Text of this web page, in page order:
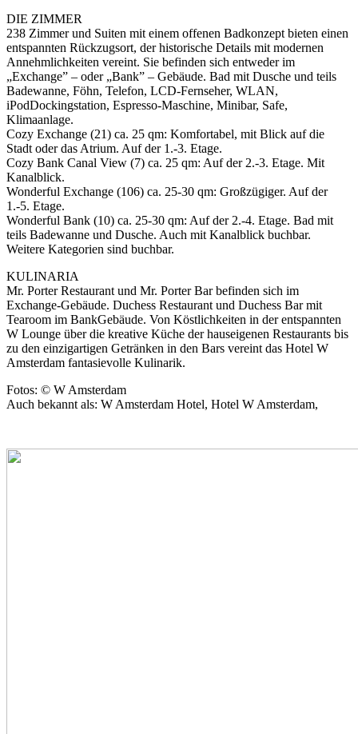
DIE ZIMMER
238 Zimmer und Suiten mit einem offenen Badkonzept bieten einen
entspannten Rückzugsort, der historische Details mit modernen
Annehmlichkeiten vereint. Sie befinden sich entweder im
„Exchange” – oder „Bank” – Gebäude. Bad mit Dusche und teils
Badewanne, Föhn, Telefon, LCD-Fernseher, WLAN,
iPodDockingstation, Espresso-Maschine, Minibar, Safe,
Klimaanlage.
Cozy Exchange (21) ca. 25 qm: Komfortabel, mit Blick auf die
Stadt oder das Atrium. Auf der 1.-3. Etage.
Cozy Bank Canal View (7) ca. 25 qm: Auf der 2.-3. Etage. Mit
Kanalblick.
Wonderful Exchange (106) ca. 25-30 qm: Großzügiger. Auf der
1.-5. Etage.
Wonderful Bank (10) ca. 25-30 qm: Auf der 2.-4. Etage. Bad mit
teils Badewanne und Dusche. Auch mit Kanalblick buchbar.
Weitere Kategorien sind buchbar.
KULINARIA
Mr. Porter Restaurant und Mr. Porter Bar befinden sich im
Exchange-Gebäude. Duchess Restaurant und Duchess Bar mit
Tearoom im BankGebäude. Von Köstlichkeiten in der entspannten
W Lounge über die kreative Küche der hauseigenen Restaurants bis
zu den einzigartigen Getränken in den Bars vereint das Hotel W
Amsterdam fantasievolle Kulinarik.
Fotos: © W Amsterdam
Auch bekannt als: W Amsterdam Hotel, Hotel W Amsterdam,